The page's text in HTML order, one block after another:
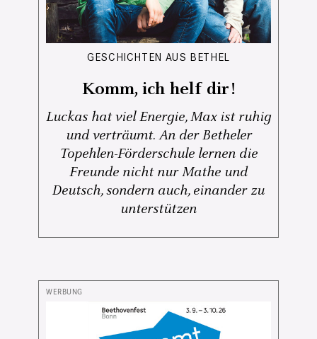
GESCHICHTEN AUS BETHEL
Komm, ich helf dir!
Luckas hat viel Energie, Max ist ruhig
und verträumt. An der Betheler
Topehlen-Förderschule lernen die
Freunde nicht nur Mathe und
Deutsch, sondern auch, einander zu
unterstützen